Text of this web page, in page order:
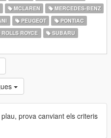
MCLAREN
MERCEDES-BENZ
PEUGEOT
PONTIAC
ROLLS ROYCE
SUBARU
prova canviant els criteris